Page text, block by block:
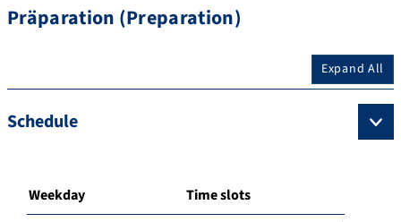
Präparation (Preparation)
Expand All
Schedule
Weekday Time slots